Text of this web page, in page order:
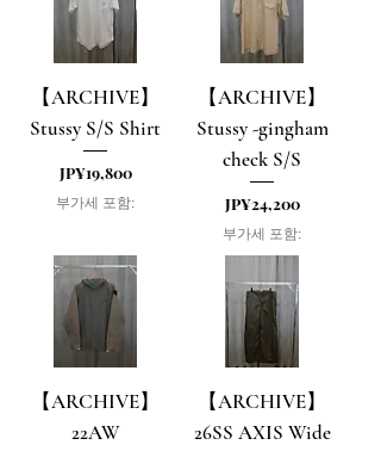
【ARCHIVE】
Stussy S/S Shirt
가격
JP¥19,800
부가세 포함:
【ARCHIVE】
Stussy -gingham
check S/S
가격
JP¥24,200
부가세 포함:
【ARCHIVE】
22AW
【ARCHIVE】
26SS AXIS Wide